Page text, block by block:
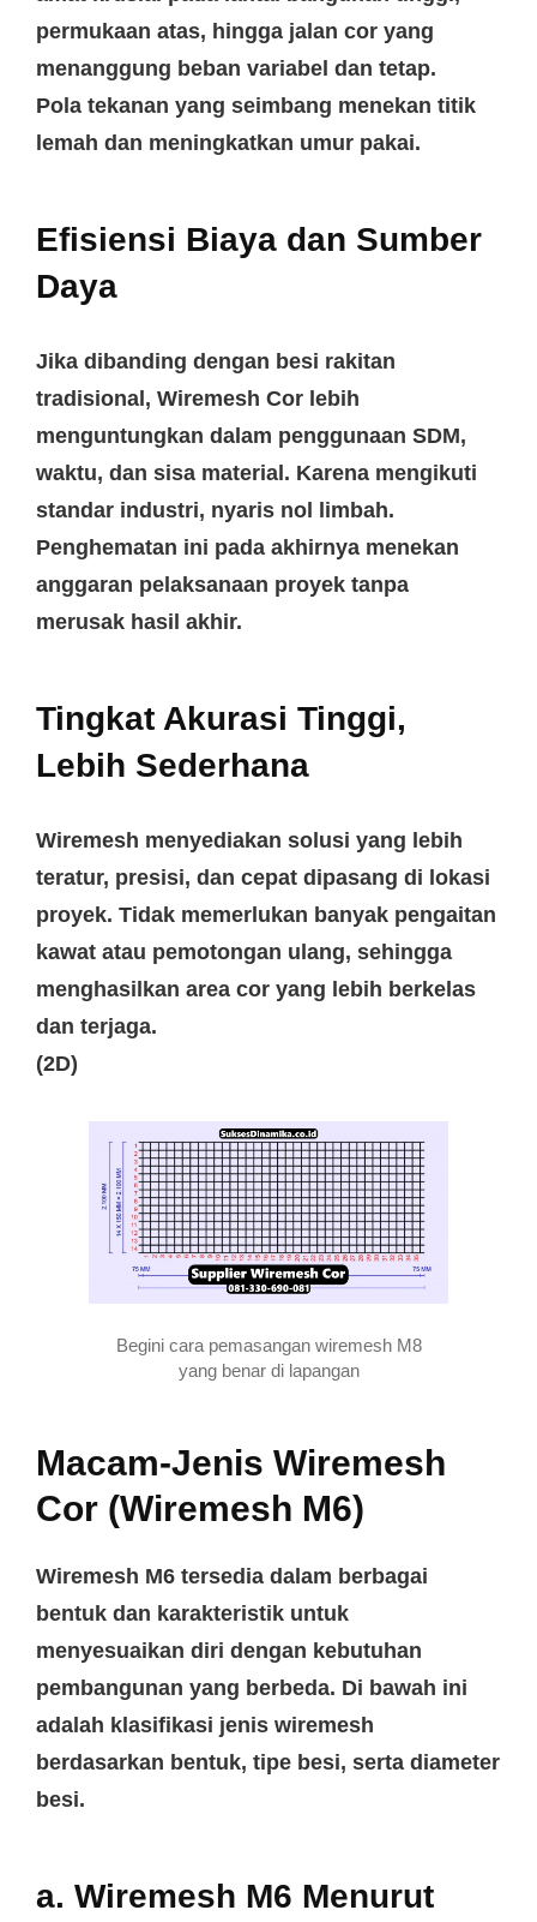
permukaan atas, hingga jalan cor yang
menanggung beban variabel dan tetap.
Pola tekanan yang seimbang menekan titik
lemah dan meningkatkan umur pakai.
Efisiensi Biaya dan Sumber
Daya
Jika dibanding dengan besi rakitan
tradisional, Wiremesh Cor lebih
menguntungkan dalam penggunaan SDM,
waktu, dan sisa material. Karena mengikuti
standar industri, nyaris nol limbah.
Penghematan ini pada akhirnya menekan
anggaran pelaksanaan proyek tanpa
merusak hasil akhir.
Tingkat Akurasi Tinggi,
Lebih Sederhana
Wiremesh menyediakan solusi yang lebih
teratur, presisi, dan cepat dipasang di lokasi
proyek. Tidak memerlukan banyak pengaitan
kawat atau pemotongan ulang, sehingga
menghasilkan area cor yang lebih berkelas
dan terjaga.
(2D)
Begini cara pemasangan wiremesh M8
yang benar di lapangan
Macam-Jenis Wiremesh
Cor (Wiremesh M6)
Wiremesh M6 tersedia dalam berbagai
bentuk dan karakteristik untuk
menyesuaikan diri dengan kebutuhan
pembangunan yang berbeda. Di bawah ini
adalah klasifikasi jenis wiremesh
berdasarkan bentuk, tipe besi, serta diameter
besi.
a. Wiremesh M6 Menurut